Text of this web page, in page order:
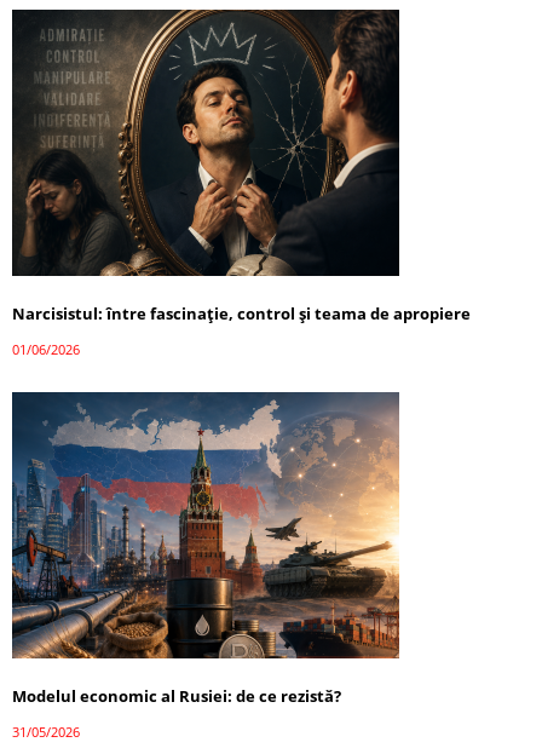
Narcisistul: între fascinație, control și teama de apropiere
01/06/2026
Modelul economic al Rusiei: de ce rezistă?
31/05/2026